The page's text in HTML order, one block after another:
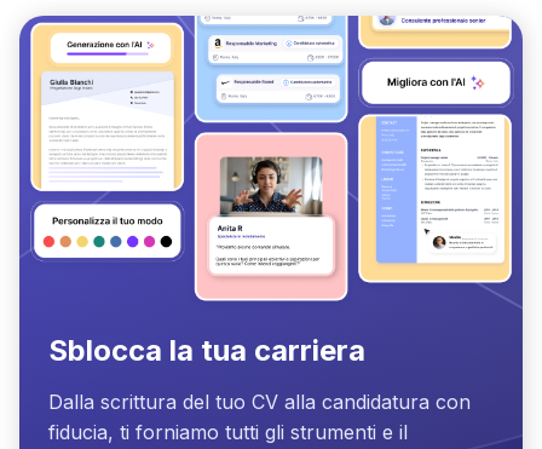
Sblocca la tua carriera
Dalla scrittura del tuo CV alla candidatura con
fiducia, ti forniamo tutti gli strumenti e il